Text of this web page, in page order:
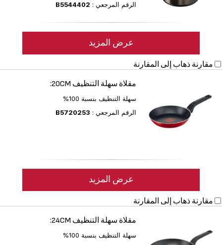
الرقم المرجعي : B5544402
عرض المزيد
مقارنة ذهاب إلى المقارنة
مقلاة سهلة التنظيف 20CM:
سهلة التنظيف بنسبة 100%
الرقم المرجعي : B5720253
عرض المزيد
مقارنة ذهاب إلى المقارنة
مقلاة سهلة التنظيف 24CM:
سهلة التنظيف بنسبة 100%